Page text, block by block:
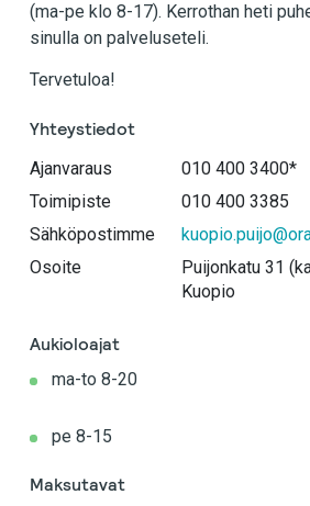
(ma-pe klo 8-17). Kerrothan heti
sinulla on palveluseteli.
Tervetuloa!
Yhteystiedot
Ajanvaraus
010 400 3400*
Toimipiste
010 400 3385
Sähköpostimme
Osoite
Puijonkatu 31
Kuopio
Aukioloajat
ma-to 8-20
pe 8-15
Maksutavat